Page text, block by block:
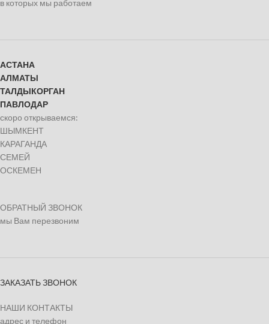
в которых мы работаем
АСТАНА
АЛМАТЫ
ТАЛДЫКОРГАН
ПАВЛОДАР
скоро открываемся:
ШЫМКЕНТ
КАРАГАНДА
СЕМЕЙ
ОСКЕМЕН
ОБРАТНЫЙ ЗВОНОК
мы Вам перезвоним
ЗАКАЗАТЬ ЗВОНОК
НАШИ КОНТАКТЫ
адрес и телефон